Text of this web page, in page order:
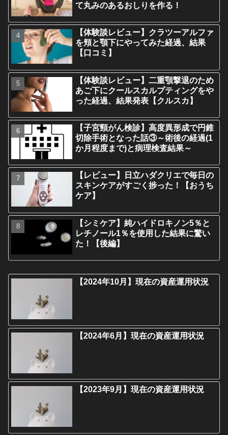
て丸みのあるおしりを作る！
【体験談レビュー】クラツーアルファ
を頬と顎下にやってみた経過、結果
【口コミ】
【体験談レビュー】二重顎撃退のため
あご下にクールスカルプティングをや
った経過、結果発表【クルスカ】
【子宮頸がん検診】高度異形成で円錐
切除手術となった話③～術後の経過(1
か月程度まで)と病理検査結果～
【レビュー】日立ハダクリエで毎日の
スキンケアがすごく捗った！【おうち
ケア】
【シミケア】純ハイドロキノン5％と
レチノール1％を使用した結果に驚い
た！【後編】
【2024年10月】現在の資産運用状況
【2024年6月】現在の資産運用状況
【2023年9月】現在の資産運用状況